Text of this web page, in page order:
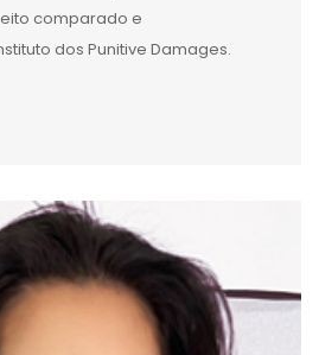
comparado e
dos Punitive Damages.